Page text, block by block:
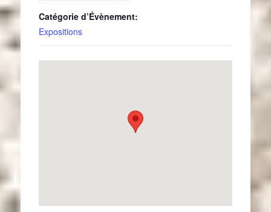
Catégorie d’Évènement:
Expositions